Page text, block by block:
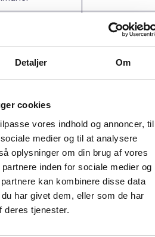
Detaljer Om
cookies
vores indhold og annoncer, til
medier og til at analysere
oplysninger om din brug af vores
inden for sociale medier og
kan kombinere disse data
har givet dem, eller som de har
deres tjenester.
20.540
Københavns og
kommuner i de tidligere
kommuner, som ikke er
eller Århus, Skanderborg,
Slagelse, Sorø, Næstved og
Københavns og
samt kommuner i de tidligere
og Roskilde amter samt Stevns
kommuner, som ikke er